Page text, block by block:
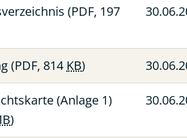
(PDF, 197
(PDF, 814 KB)
(Anlage 1)
)